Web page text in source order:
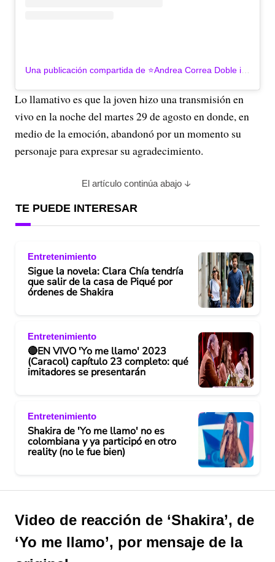
Lo llamativo es que la joven hizo una transmisión en
vivo en la noche del martes 29 de agosto en donde, en
medio de la emoción, abandonó por un momento su
personaje para expresar su agradecimiento.
El artículo continúa abajo
TE PUEDE INTERESAR
Entretenimiento
Sigue la novela: Clara Chía tendría
que salir de la casa de Piqué por
órdenes de Shakira
Entretenimiento
🔴EN VIVO 'Yo me llamo' 2023
(Caracol) capítulo 23 completo: qué
imitadores se presentarán
Entretenimiento
Shakira de 'Yo me llamo' no es
colombiana y ya participó en otro
reality (no le fue bien)
Video de reacción de ‘Shakira’, de
‘Yo me llamo’, por mensaje de la